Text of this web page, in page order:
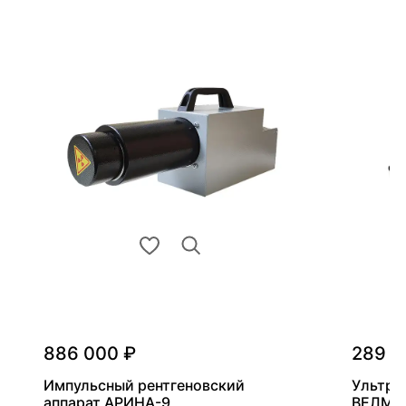
886 000 ₽
Импульсный рентгеновский
289